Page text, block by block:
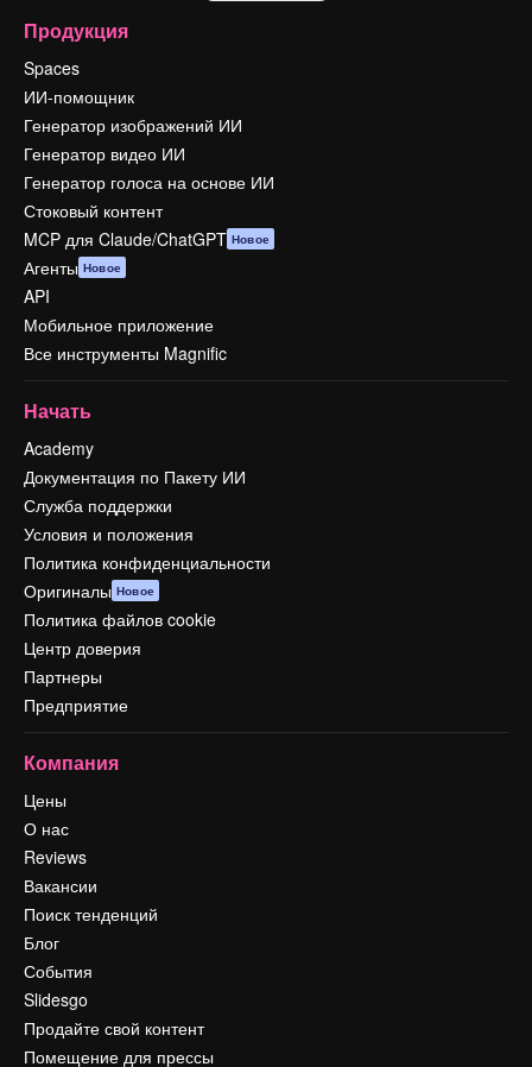
Продукция
Spaces
ИИ-помощник
Генератор изображений ИИ
Генератор видео ИИ
Генератор голоса на основе ИИ
Стоковый контент
MCP для Claude/ChatGPT Новое
Агенты Новое
API
Мобильное приложение
Все инструменты Magnific
Начать
Academy
Документация по Пакету ИИ
Служба поддержки
Условия и положения
Политика конфиденциальности
Оригиналы Новое
Политика файлов cookie
Центр доверия
Партнеры
Предприятие
Компания
Цены
О нас
Reviews
Вакансии
Поиск тенденций
Блог
События
Slidesgo
Продайте свой контент
Помещение для прессы